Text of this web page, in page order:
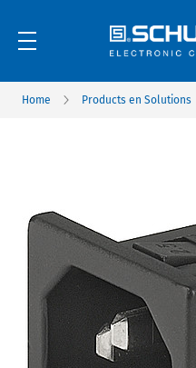
Home Products en Solutions